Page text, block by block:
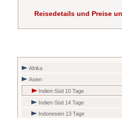
Reisedetails und Preise
Afrika
Asien
Indien-Süd 10 Tage
Indien-Süd 14 Tage
Indonesien 13 Tage